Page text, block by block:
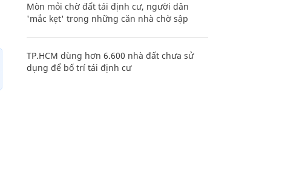
Mòn mỏi chờ đất tái định cư, người dân
'mắc kẹt' trong những căn nhà chờ sập
TP.HCM dùng hơn 6.600 nhà đất chưa sử
dụng để bố trí tái định cư